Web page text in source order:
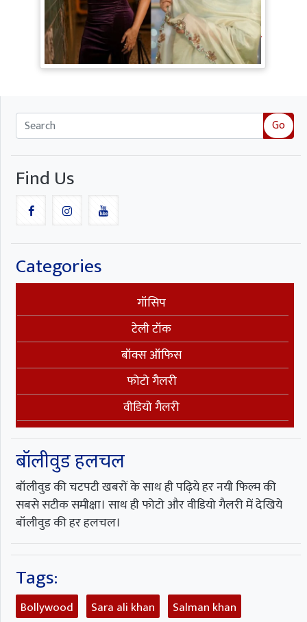
TV Gossip: 'तीखी मिर्ची' हैं Hina Khan,
सूपर्नखा रोल के लिए परफेक्ट; Rozalin Khan ने
छेड़ी नई बहस
Go
Find Us
Categories
गॉसिप
टेली टॉक
बॉक्स ऑफिस
फोटो गैलरी
वीडियो गैलरी
बॉलीवुड हलचल
बॉलीवुड की चटपटी खबरों के साथ ही पढ़िये हर नयी फिल्म की
सबसे सटीक समीक्षा। साथ ही फोटो और वीडियो गैलरी में देखिये
बॉलीवुड की हर हलचल।
Tags:
Bollywood Sara ali khan
Salman khan